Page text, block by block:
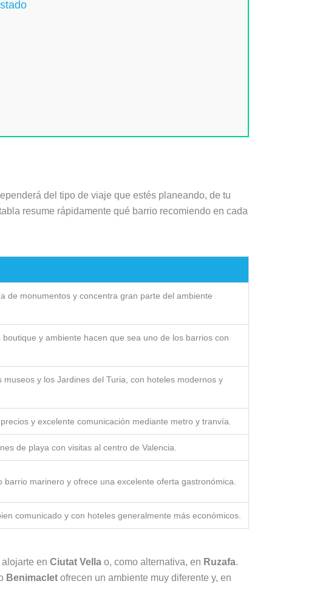
del tipo de viaje que estés planeando, de tu
resume rápidamente qué barrio recomiendo en cada
de monumentos y concentra gran parte del ambiente
y ambiente hacen que sea uno de los barrios con
museos y los Jardines del Turia, con hoteles modernos y
y excelente comunicación mediante metro y tranvía.
de playa con visitas al centro de Valencia.
barrio marinero y ofrece una excelente oferta gastronómica.
comunicado y con hoteles generalmente más económicos.
en Ciutat Vella o, como alternativa, en Ruzafa.
Benimaclet ofrecen un ambiente muy diferente y, en